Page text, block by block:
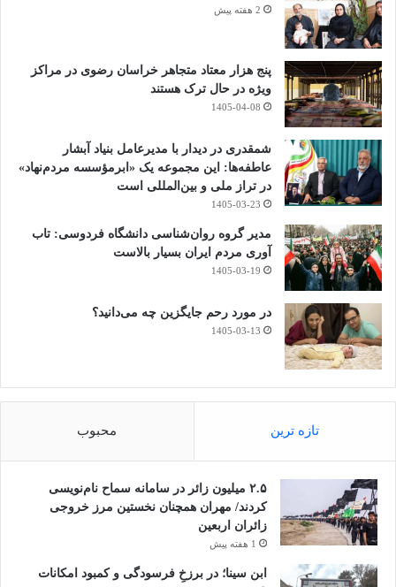
2 هفته پیش
پنج هزار معتاد متجاهر خراسان رضوی در مراکز
ویژه در حال ترک هستند
1405-04-08
شمقدری در دیدار با مدیرعامل بنیاد آبشار
عاطفه‌ها: این مجموعه یک «ابرمؤسسه مردم‌نهاد»
در تراز ملی و بین‌المللی است
1405-03-23
مدیر گروه روان‌شناسی دانشگاه فردوسی: تاب
آوری مردم ایران بسیار بالاست
1405-03-19
در مورد رحم جایگزین چه می‌دانید؟
1405-03-13
تازه ترین محبوب
۲.۵ میلیون زائر در سامانه سماح نام‌نویسی
کردند/ مهران همچنان نخستین مرز خروجی
زائران اربعین
1 هفته پیش
ابن سینا؛ در برزخِ فرسودگی و کمبود امکانات